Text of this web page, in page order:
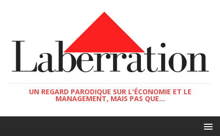
UN REGARD PARODIQUE SUR L'ÉCONOMIE ET LE
MANAGEMENT, MAIS PAS QUE...